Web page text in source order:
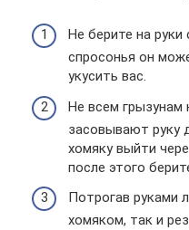
Не берите на
спросонья он
укусить вас.
Не всем грызунам
засовывают руку
хомяку выйти
после этого
Потрогав руками
хомяком, так и